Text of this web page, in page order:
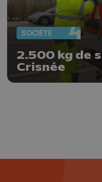
SOCIÉTÉ
2.500 kg de
Crisnée